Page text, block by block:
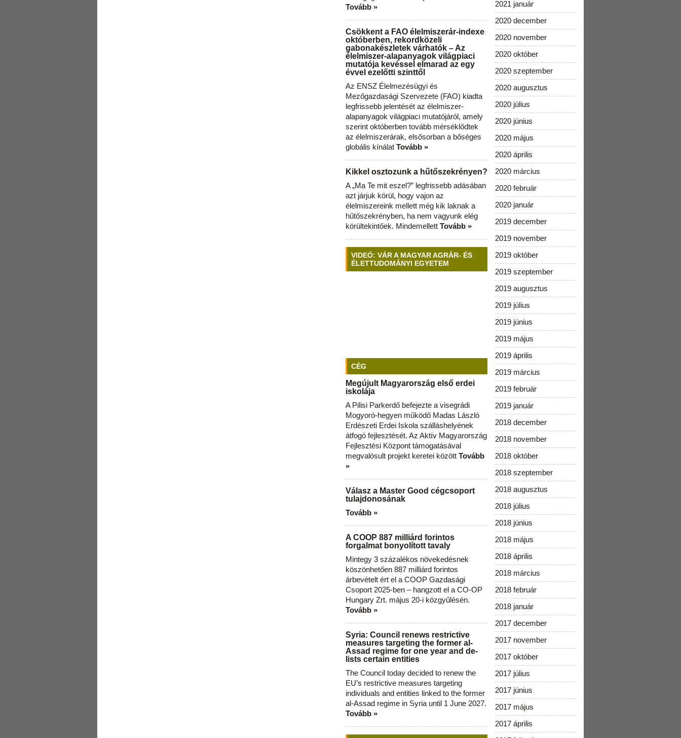
Tovább »
Csökkent a FAO élelmiszerár-indexe
októberben, rekordközeli
gabonakészletek várhatók – Az
élelmiszer-alapanyagok világpiaci
mutatója kevéssel elmarad az egy
évvel ezelőtti szinttől
Az ENSZ Élelmezésügyi és
Mezőgazdasági Szervezete (FAO) kiadta
legfrissebb jelentését az élelmiszer-
alapanyagok világpiaci mutatójáról, amely
szerint októberben tovább mérséklődtek
az élelmiszerárak, elsősorban a bőséges
globális kínálat Tovább »
Kikkel osztozunk a hűtőszekrényen?
A „Ma Te mit eszel?” legfrissebb adásában
azt járjuk körül, hogy vajon az
élelmiszereink mellett még kik laknak a
hűtőszekrényben, ha nem vagyunk elég
körültekintőek. Mindemellett Tovább »
VIDEÓ: VÁR A MAGYAR AGRÁR- ÉS
ÉLETTUDOMÁNYI EGYETEM
CÉG
Megújult Magyarország első erdei
iskolája
A Pilisi Parkerdő befejezte a visegrádi
Mogyoró-hegyen működő Madas László
Erdészeti Erdei Iskola szálláshelyének
átfogó fejlesztését. Az Aktív Magyarország
Fejlesztési Központ támogatásával
megvalósult projekt keretei között Tovább
»
Válasz a Master Good cégcsoport
tulajdonosának
Tovább »
A COOP 887 milliárd forintos
forgalmat bonyolított tavaly
Mintegy 3 százalékos növekedésnek
köszönhetően 887 milliárd forintos
árbevételt ért el a COOP Gazdasági
Csoport 2025-ben – hangzott el a CO-OP
Hungary Zrt. május 20-i közgyűlésén.
Tovább »
Syria: Council renews restrictive
measures targeting the former al-
Assad regime for one year and de-
lists certain entities
The Council today decided to renew the
EU’s restrictive measures targeting
individuals and entities linked to the former
al-Assad regime in Syria until 1 June 2027.
Tovább »
2021 január
2020 december
2020 november
2020 október
2020 szeptember
2020 augusztus
2020 július
2020 június
2020 május
2020 április
2020 március
2020 február
2020 január
2019 december
2019 november
2019 október
2019 szeptember
2019 augusztus
2019 július
2019 június
2019 május
2019 április
2019 március
2019 február
2019 január
2018 december
2018 november
2018 október
2018 szeptember
2018 augusztus
2018 július
2018 június
2018 május
2018 április
2018 március
2018 február
2018 január
2017 december
2017 november
2017 október
2017 július
2017 június
2017 május
2017 április